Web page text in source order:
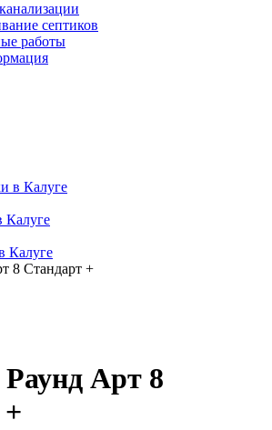
септиков
работы
в Калуге
Калуге
Калуге
8 Стандарт +
Арт 8